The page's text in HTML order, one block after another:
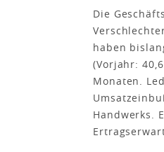
Die
haben
(Vorjahr:
Monaten.
Handwerks.